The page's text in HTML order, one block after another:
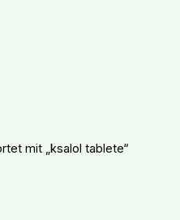
mit „ksalol tablete“